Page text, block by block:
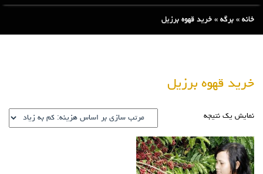
خانه » برگه » خرید قهوه برزیل
خرید قهوه برزیل
نمایش یک نتیجه